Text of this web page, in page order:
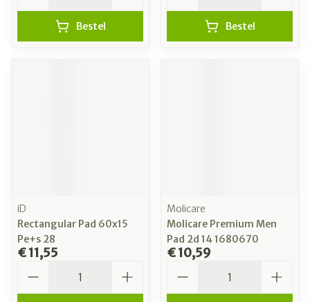
Bestel Bestel
iD
Rectangular Pad 60x15
Pe+s 28
€ 11,55
Molicare
Molicare Premium Men
Pad 2d 14 1680670
€ 10,59